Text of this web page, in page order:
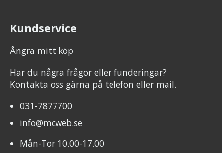
Kundservice
Ångra mitt köp
Har du några frågor eller funderingar?
Kontakta oss gärna på telefon eller mail.
031-7877700
info@mcweb.se
Mån-Tor 10.00-17.00